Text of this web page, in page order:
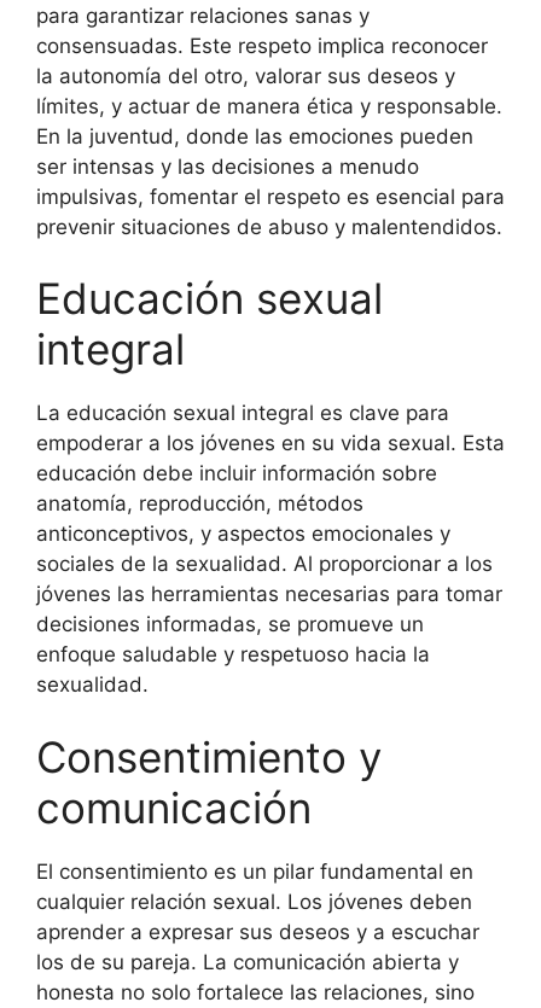
para garantizar relaciones sanas y
consensuadas. Este respeto implica reconocer
la autonomía del otro, valorar sus deseos y
límites, y actuar de manera ética y responsable.
En la juventud, donde las emociones pueden
ser intensas y las decisiones a menudo
impulsivas, fomentar el respeto es esencial para
prevenir situaciones de abuso y malentendidos.
Educación sexual
integral
La educación sexual integral es clave para
empoderar a los jóvenes en su vida sexual. Esta
educación debe incluir información sobre
anatomía, reproducción, métodos
anticonceptivos, y aspectos emocionales y
sociales de la sexualidad. Al proporcionar a los
jóvenes las herramientas necesarias para tomar
decisiones informadas, se promueve un
enfoque saludable y respetuoso hacia la
sexualidad.
Consentimiento y
comunicación
El consentimiento es un pilar fundamental en
cualquier relación sexual. Los jóvenes deben
aprender a expresar sus deseos y a escuchar
los de su pareja. La comunicación abierta y
honesta no solo fortalece las relaciones, sino